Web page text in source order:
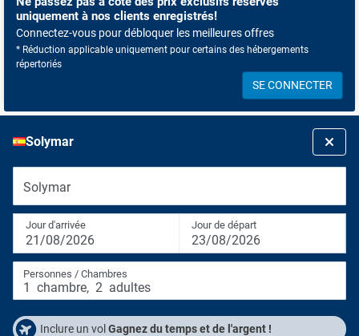
uniquement à nos clients enregistrés!
Connectez-vous pour débloquer les meilleures offres
* Réduction applicable uniquement pour certains des hébergements
répertoriés
SE CONNECTER
Solymar
Solymar
Jour d'arrivée
21/08/2026
Jour de départ
23/08/2026
Personnes / Chambres
1 chambre, 2 adultes
Inclure un vol Gagnez du temps et de l'argent !